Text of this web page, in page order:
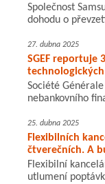
Společnost
dohodu o
27. dubna 2025
SGEF reportuje
Société
nebankovního
25. dubna 2025
Flexibilních
čtverečních. A
Flexibilní
utlumení